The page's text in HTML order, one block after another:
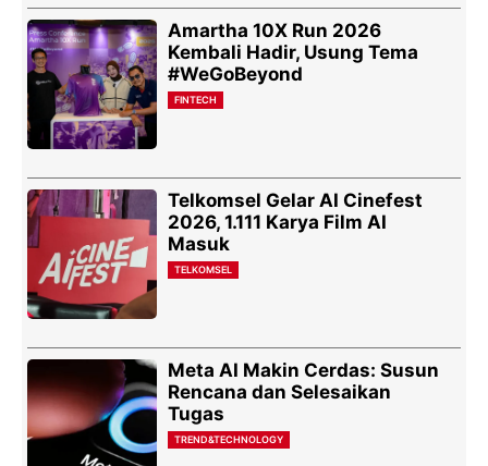
Amartha 10X Run 2026
Kembali Hadir, Usung Tema
#WeGoBeyond
FINTECH
Telkomsel Gelar AI Cinefest
2026, 1.111 Karya Film AI
Masuk
TELKOMSEL
Meta AI Makin Cerdas: Susun
Rencana dan Selesaikan
Tugas
TREND&TECHNOLOGY